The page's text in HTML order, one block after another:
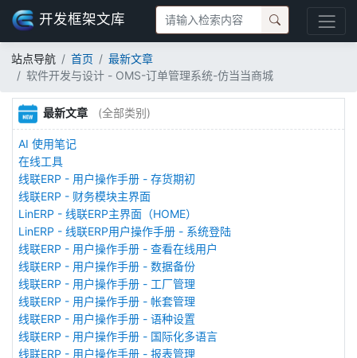
开发框架文库
站点导航 首页
最新文章
软件开发与设计 - OMS-订单管理系统-仿当当商城
最新文章 (全部类别)
AI 使用笔记
在线工具
线联ERP - 用户操作手册 - 存货期初
线联ERP - 财务模块主界面
LinERP - 线联ERP主界面（HOME）
LinERP - 线联ERP用户操作手册 - 系统登陆
线联ERP - 用户操作手册 - 查看在线用户
线联ERP - 用户操作手册 - 数据备份
线联ERP - 用户操作手册 - 工厂管理
线联ERP - 用户操作手册 - 帐套管理
线联ERP - 用户操作手册 - 语种设置
线联ERP - 用户操作手册 - 国际化多语言
线联ERP - 用户操作手册 - 报表管理